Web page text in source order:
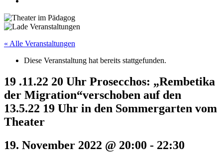
« Alle Veranstaltungen
Diese Veranstaltung hat bereits stattgefunden.
19 .11.22 20 Uhr Prosecchos: „Rembetika
der Migration“verschoben auf den
13.5.22 19 Uhr in den Sommergarten vom
Theater
19. November 2022 @ 20:00 - 22:30